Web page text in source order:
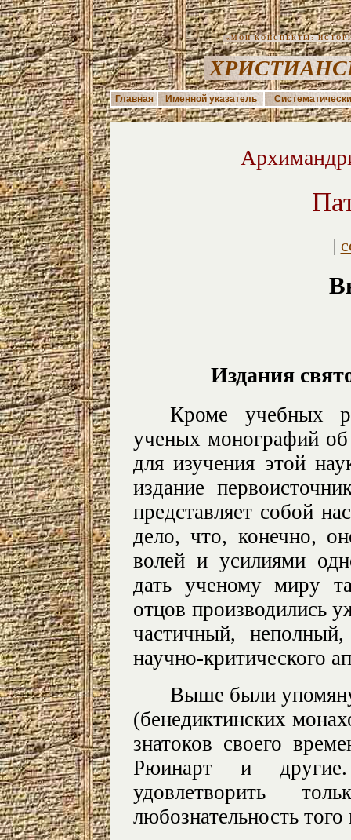
«МОИ КОНСПЕКТЫ:
Главная Именной указатель
|
Издания
Кроме учебных
ученых монографий
для изучения этой
издание
представляет собой
дело, что, конечно,
волей и усилиями
дать ученому миру
отцов производились
частичный,
научно-критического
Выше были
(бенедиктинских
знатоков своего
Рюинарт и
удовлетворить
любознательность